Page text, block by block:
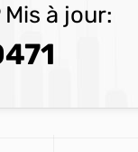
Mis à jour: